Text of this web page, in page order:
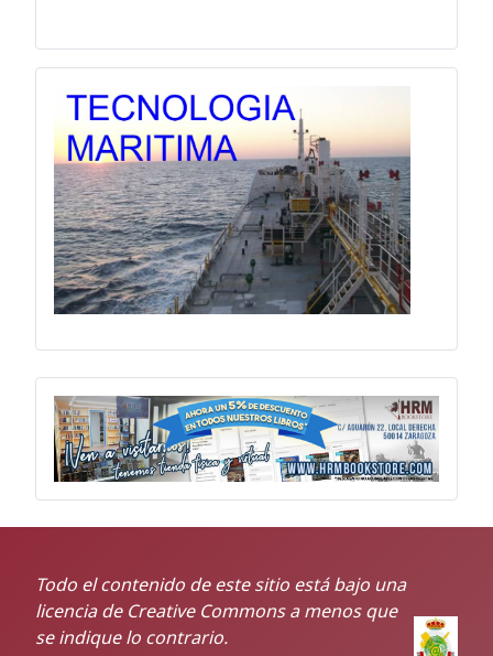
Todo el contenido de este sitio está bajo una
licencia de Creative Commons a menos que
se indique lo contrario.